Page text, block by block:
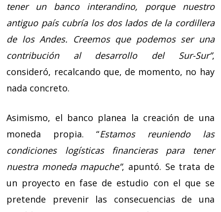
tener un banco interandino, porque nuestro
antiguo país cubría los dos lados de la cordillera
de los Andes. Creemos que podemos ser una
contribución al desarrollo del Sur-Sur”,
consideró, recalcando que, de momento, no hay
nada concreto.
Asimismo, el banco planea la creación de una
moneda propia. “Estamos reuniendo las
condiciones logísticas financieras para tener
nuestra moneda mapuche”, apuntó. Se trata de
un proyecto en fase de estudio con el que se
pretende prevenir las consecuencias de una